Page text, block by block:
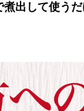
出して使う